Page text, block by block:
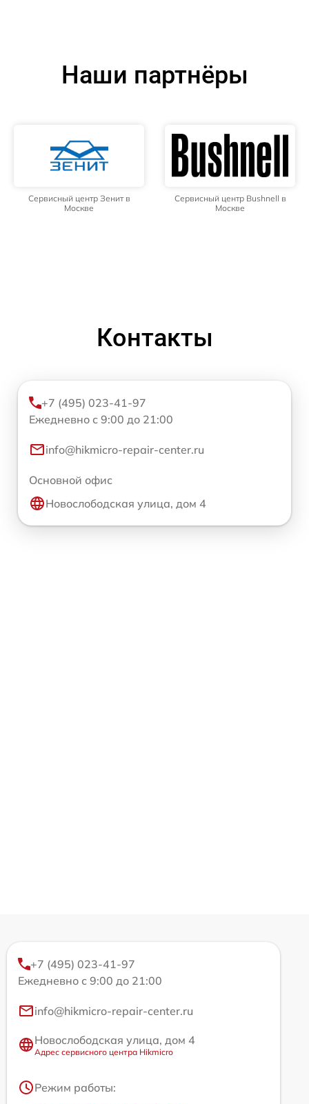
Наши партнёры
Сервисный центр Зенит в
Москве
Сервисный центр Bushnell в
Москве
Контакты
+7 (495) 023-41-97
Ежедневно с 9:00 до 21:00
info@hikmicro-repair-center.ru
Основной офис
Новослободская улица, дом 4
+7 (495) 023-41-97
Ежедневно с 9:00 до 21:00
info@hikmicro-repair-center.ru
Новослободская улица, дом 4
Адрес сервисного центра Hikmicro
Режим работы: